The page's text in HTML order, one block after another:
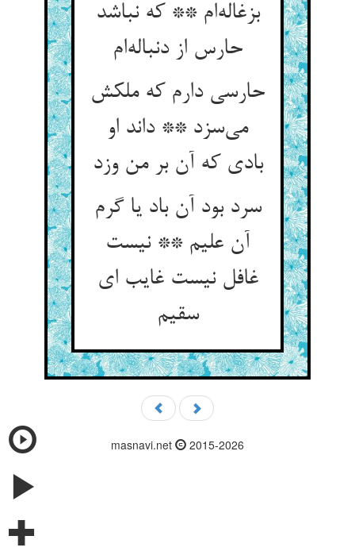
بزغاله‌ام ** که نباشد
حارس از دنباله‌ام
حارسی دارم که ملکش
می‌سزد ** داند او
بادی که آن بر من وزد
سرد بود آن باد یا گرم
آن علیم ** نیست
غافل نیست غایب ای
سقیم
masnavi.net 2015-2026